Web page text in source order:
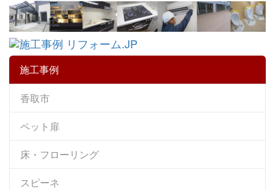
施工事例
香取市
ペット扉
床・フローリング
スピーネ